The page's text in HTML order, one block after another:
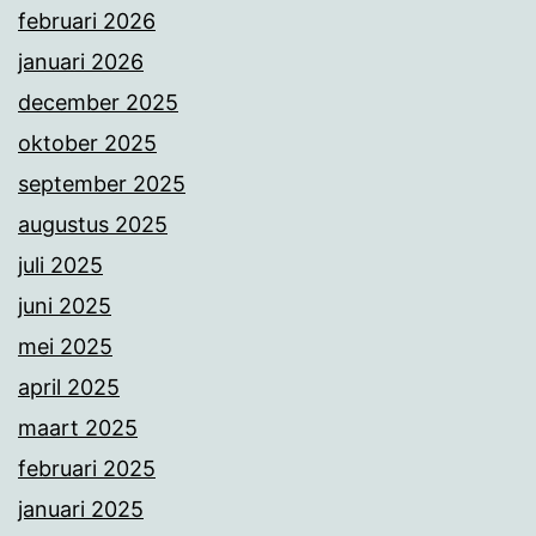
februari 2026
januari 2026
december 2025
oktober 2025
september 2025
augustus 2025
juli 2025
juni 2025
mei 2025
april 2025
maart 2025
februari 2025
januari 2025